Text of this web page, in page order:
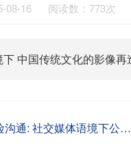
08-16 阅读数：773次
中国传统文化的影像
测量维度、影响因素与风险沟通: 社交媒体语境下公众亚健康风险认知的实证研究